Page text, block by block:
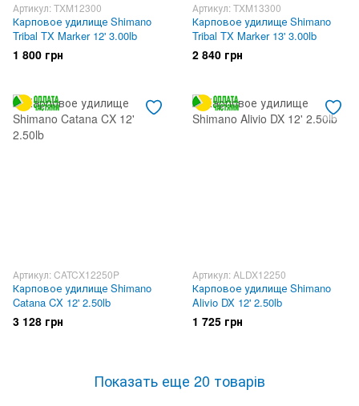
Артикул: TXM12300
Карповое удилище Shimano
Tribal TX Marker 12' 3.00lb
1 800 грн
Артикул: TXM13300
Карповое удилище Shimano
Tribal TX Marker 13' 3.00lb
2 840 грн
Артикул: CATCX12250P
Карповое удилище Shimano
Catana CX 12' 2.50lb
3 128 грн
Артикул: ALDX12250
Карповое удилище Shimano
Alivio DX 12' 2.50lb
1 725 грн
Показать еще 20 товарів